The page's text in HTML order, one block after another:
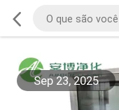
Sep 23, 2025